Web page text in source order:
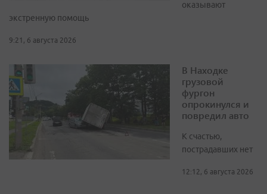
оказывают
экстренную помощь
9:21, 6 августа 2026
В Находке
грузовой
фургон
опрокинулся и
повредил авто
К счастью,
пострадавших нет
12:12, 6 августа 2026